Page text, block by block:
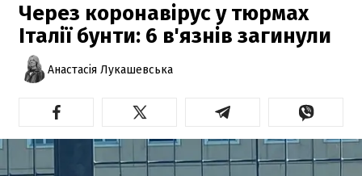
Через коронавірус у тюрмах
Італії бунти: 6 в'язнів загинули
Анастасія Лукашевська